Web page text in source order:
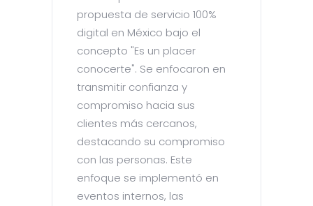
propuesta de servicio 100%
digital en México bajo el
concepto "Es un placer
conocerte". Se enfocaron en
transmitir confianza y
compromiso hacia sus
clientes más cercanos,
destacando su compromiso
con las personas. Este
enfoque se implementó en
eventos internos, las